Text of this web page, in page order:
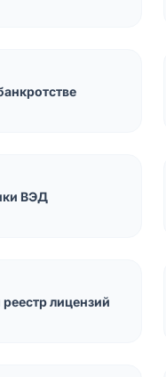
ВЭД
лицензий